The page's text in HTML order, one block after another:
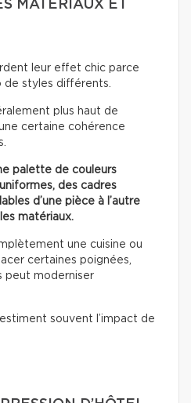
MATÉRIAUX ET
leur effet chic parce
de styles différents.
plus haut de
certaine cohérence
palette de couleurs
des cadres
d’une pièce à l’autre
matériaux.
une cuisine ou
certaines poignées,
peut moderniser
souvent l’impact de